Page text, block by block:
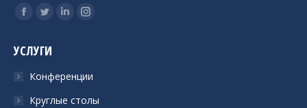
Ищите нас:
Страница
открывается
Страница
открывается
в
Страница
в
Страница
в
УСЛУГИ
Конференции
Круглые столы